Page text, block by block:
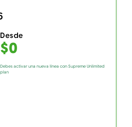
Desde
$0
Debes activar una nueva línea con Supreme Unlimited
plan